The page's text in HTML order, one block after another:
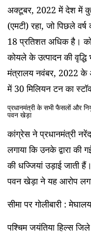
अक्टूबर, 2022 में देश में
(एमटी) रहा, जो पिछले
18 प्रतिशत अधिक है।
कोयले के उत्पादन की
मंत्रालय नवंबर, 2022 के
में 30 मिलियन टन का
प्रधानमंत्री के सभी फैसलों और
पवन खेड़ा
कांग्रेस ने प्रधानमंत्री
लगाया कि उनके द्वारा
की धज्जियां उड़ाई जाती
पवन खेड़ा ने यह आरोप
सीमा पर गोलीबारी :
पश्चिम जयंतिया हिल्स